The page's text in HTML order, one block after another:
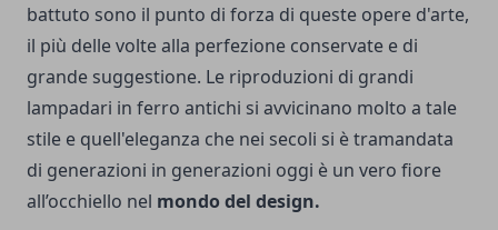
battuto sono il punto di forza di queste opere d'arte,
il più delle volte alla perfezione conservate e di
grande suggestione. Le riproduzioni di grandi
lampadari in ferro antichi si avvicinano molto a tale
stile e quell'eleganza che nei secoli si è tramandata
di generazioni in generazioni oggi è un vero fiore
all’occhiello nel mondo del design.